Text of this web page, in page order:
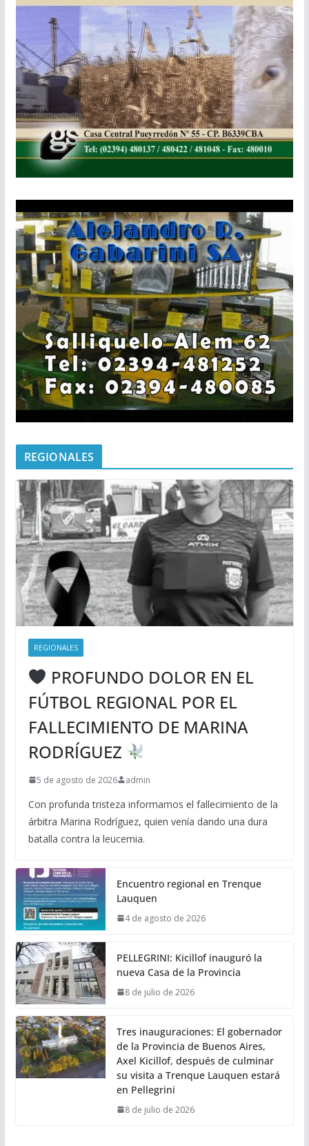
REGIONALES
REGIONALES
PROFUNDO DOLOR EN EL
FÚTBOL REGIONAL POR EL
FALLECIMIENTO DE MARINA
RODRÍGUEZ
5 de agosto de 2026 admin
Con profunda tristeza informamos el fallecimiento de la
árbitra Marina Rodríguez, quien venía dando una dura
batalla contra la leucemia.
Encuentro regional en Trenque
Lauquen
4 de agosto de 2026
PELLEGRINI: Kicillof inauguró la
nueva Casa de la Provincia
8 de julio de 2026
Tres inauguraciones: El gobernador
de la Provincia de Buenos Aires,
Axel Kicillof, después de culminar
su visita a Trenque Lauquen estará
en Pellegrini
8 de julio de 2026